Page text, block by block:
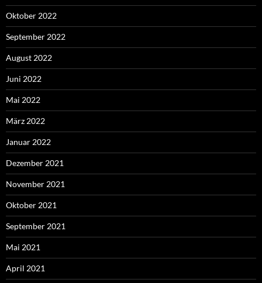
Oktober 2022
September 2022
August 2022
Juni 2022
Mai 2022
März 2022
Januar 2022
Dezember 2021
November 2021
Oktober 2021
September 2021
Mai 2021
April 2021